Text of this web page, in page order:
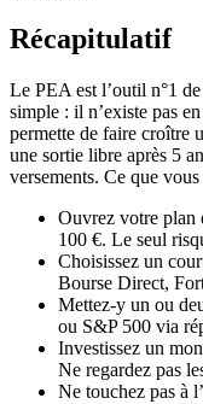
Récapitulatif
Le PEA est l’outil n°1
simple : il n’existe pas
permette de faire croître
une sortie libre après 5
versements. Ce que
Ouvrez votre plan
100 €. Le seul
Choisissez un
Bourse Direct,
Mettez-y un ou
ou S&P 500 via
Investissez un
Ne regardez pas
Ne touchez pas à